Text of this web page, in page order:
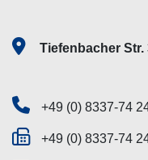
Tiefenbacher Str.
+49 (0) 8337-74
+49 (0) 8337-74